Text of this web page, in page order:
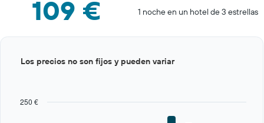
109 € 1 noche en un hotel de 3 estrellas
graphic.
250 €
Los precios no son fijos y pueden variar